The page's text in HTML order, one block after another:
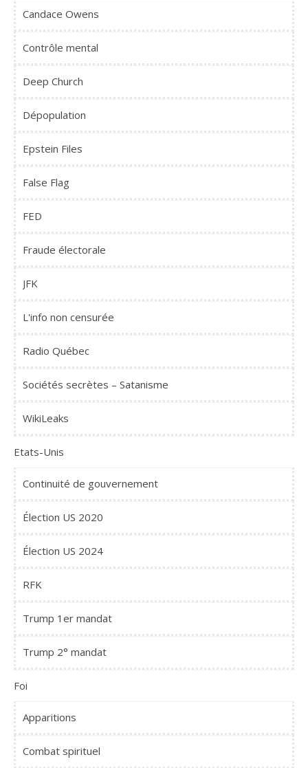
Candace Owens
Contrôle mental
Deep Church
Dépopulation
Epstein Files
False Flag
FED
Fraude électorale
JFK
L'info non censurée
Radio Québec
Sociétés secrètes – Satanisme
WikiLeaks
Etats-Unis
Continuité de gouvernement
Élection US 2020
Élection US 2024
RFK
Trump 1er mandat
Trump 2° mandat
Foi
Apparitions
Combat spirituel